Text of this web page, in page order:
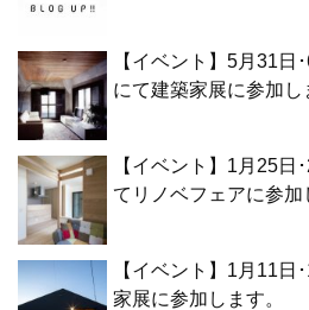
【イベント】5月31
にて建築家展に参加し
【イベント】1月25日
てリノベフェアに参加
【イベント】1月11
家展に参加します。